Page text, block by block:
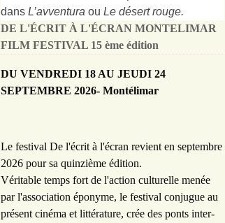
dans L’avventura ou Le désert rouge.
DE L'ÉCRIT À L'ÉCRAN MONTELIMAR
FILM FESTIVAL 15 ème édition
DU VENDREDI 18 AU JEUDI 24
SEPTEMBRE 2026- Montélimar
Le festival De l'écrit à l'écran revient en septembre
2026 pour sa quinzième édition.
Véritable temps fort de l'action culturelle menée
par l'association éponyme, le festival conjugue au
présent cinéma et littérature, crée des ponts inter-